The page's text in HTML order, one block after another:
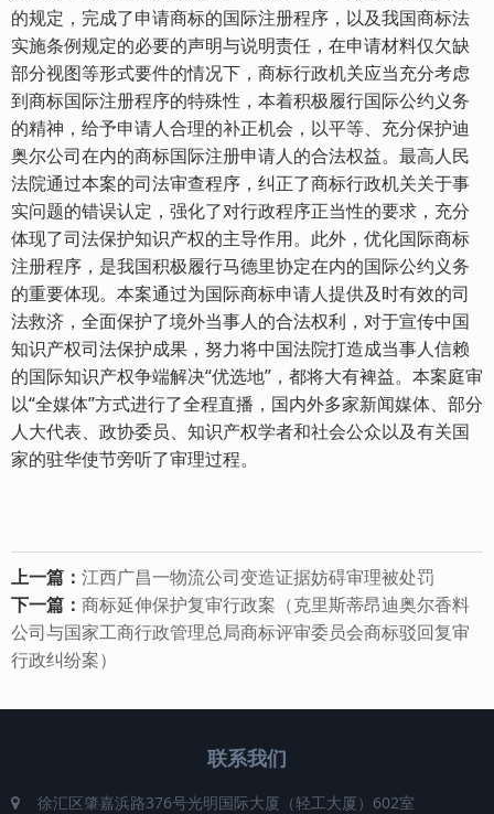
的规定，完成了申请商标的国际注册程序，以及我国商标法
实施条例规定的必要的声明与说明责任，在申请材料仅欠缺
部分视图等形式要件的情况下，商标行政机关应当充分考虑
到商标国际注册程序的特殊性，本着积极履行国际公约义务
的精神，给予申请人合理的补正机会，以平等、充分保护迪
奥尔公司在内的商标国际注册申请人的合法权益。最高人民
法院通过本案的司法审查程序，纠正了商标行政机关关于事
实问题的错误认定，强化了对行政程序正当性的要求，充分
体现了司法保护知识产权的主导作用。此外，优化国际商标
注册程序，是我国积极履行马德里协定在内的国际公约义务
的重要体现。本案通过为国际商标申请人提供及时有效的司
法救济，全面保护了境外当事人的合法权利，对于宣传中国
知识产权司法保护成果，努力将中国法院打造成当事人信赖
的国际知识产权争端解决“优选地”，都将大有裨益。本案庭审
以“全媒体”方式进行了全程直播，国内外多家新闻媒体、部分
人大代表、政协委员、知识产权学者和社会公众以及有关国
家的驻华使节旁听了审理过程。
上一篇： 江西广昌一物流公司变造证据妨碍审理被处罚
下一篇： 商标延伸保护复审行政案（克里斯蒂昂迪奥尔香料
公司与国家工商行政管理总局商标评审委员会商标驳回复审
行政纠纷案）
联系我们
徐汇区肇嘉浜路376号光明国际大厦（轻工大厦）602室